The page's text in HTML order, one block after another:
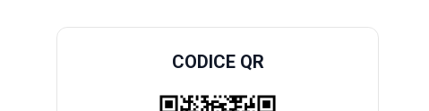
CODICE QR